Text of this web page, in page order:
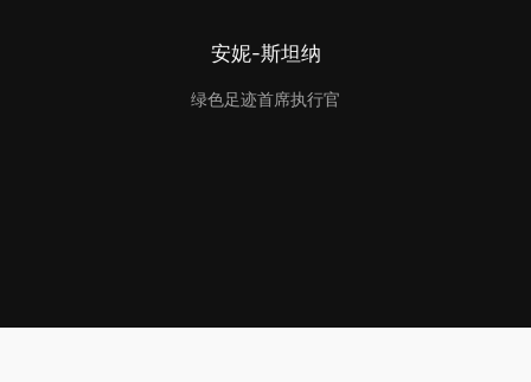
安妮-斯坦纳
绿色足迹首席执行官